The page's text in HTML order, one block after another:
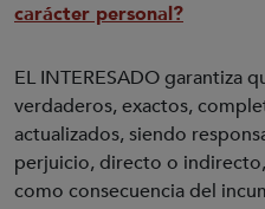
carácter personal?
EL INTERESADO garantiza
verdaderos, exactos,
actualizados, siendo
perjuicio, directo o
como consecuencia del